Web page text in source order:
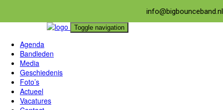
info@bigbounceband.nl
Toggle navigation
Agenda
Bandleden
Media
Geschiedenis
Foto’s
Actueel
Vacatures